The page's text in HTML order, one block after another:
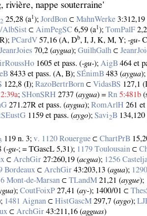
rivière, nappe souterraine'
2 25,28 (a1);JordBon ⊂MahnWerke 3:312,19
AlbSist ⊂ AimPegSC 6,59 (a1);TomPalF
R);PCardV 57,16 (A, Db, I, J, K, M, Y;‑gu‑
JeanrJoies 70,2 (aygua);GuilhGalh ⊂
1605 et pass. (‑gu‑); AigB 464 et
8433 et pass. (A, B);SÉnimB 483 (aygua
122,8 (I);RazoBertrBorn ⊂VidasBS 127,1
2:39a;SHonSRH 2737 (aygua) =Rn 5:481b
271.27R et pass. (aygua);RomArlH 261 et
1159 et pass. (aygo);Savi2B 134,120
119 n. 3;v. 1120 Rouergue ⊂ChartPrB
(‑gu‑; = TGascL 5,31); 1179 Toulousain ⊂
⊂ ArchGir 27:260,19 (acgua); 1256
Bordeaux ⊂ ArchGir 43:203,13 (agua);
Mont‑de‑Marsan ⊂TLandM 21,21 (aygue);
);CoutFoixP 27,41 (ay‑); 1400/01 ⊂
1481 Aignan ⊂HistGascM 297,7 (aygo);
⊂ ArchGir 43:211,16 (agguas)